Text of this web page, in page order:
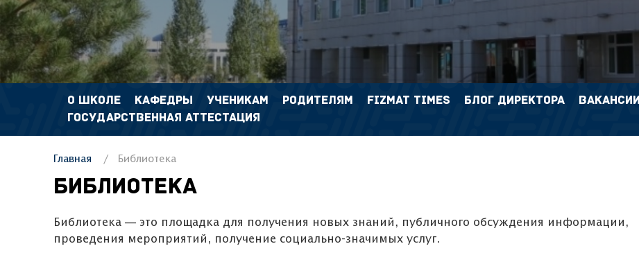
О ШКОЛЕ КАФЕДРЫ УЧЕНИКАМ РОДИТЕЛЯМ FIZMAT TIMES БЛОГ ДИРЕКТОРА ВАКАНСИИ
ГОСУДАРСТВЕННАЯ АТТЕСТАЦИЯ
Главная Библиотека
Библиотека
Библиотека — это площадка для получения новых знаний, публичного обсуждения информации,
проведения мероприятий, получение социально-значимых услуг.